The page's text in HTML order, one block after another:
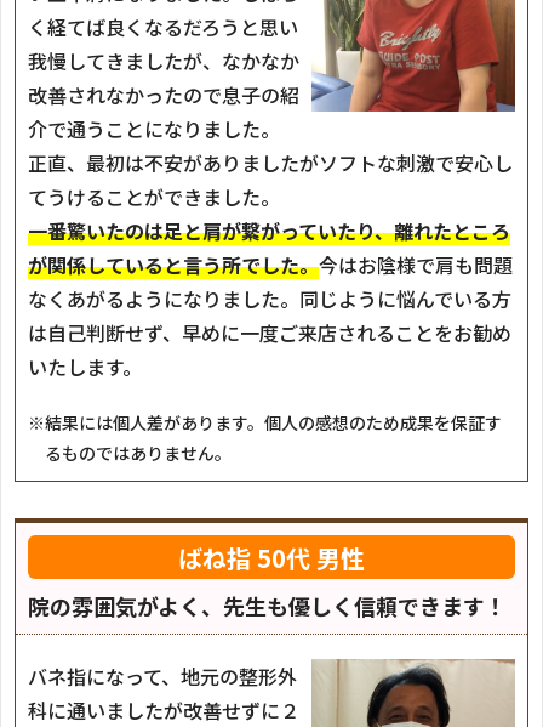
く経てば良くなるだろうと思い
我慢してきましたが、なかなか
改善されなかったので息子の紹
介で通うことになりました。
正直、最初は不安がありましたがソフトな刺激で安心し
てうけることができました。
一番驚いたのは足と肩が繋がっていたり、離れたところ
が関係していると言う所でした。今はお陰様で肩も問題
なくあがるようになりました。同じように悩んでいる方
は自己判断せず、早めに一度ご来店されることをお勧め
いたします。
※結果には個人差があります。個人の感想のため成果を保証す
るものではありません。
ばね指50代 男性
院の雰囲気がよく、先生も優しく信頼できます！
バネ指になって、地元の整形外
科に通いましたが改善せずに２